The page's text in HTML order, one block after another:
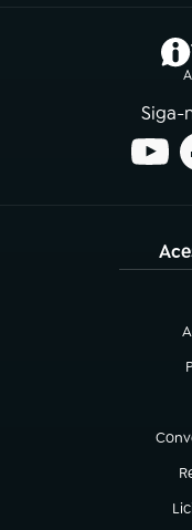
Siga-